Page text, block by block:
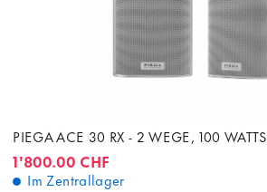
PIEGA ACE 30 RX - 2 WEGE, 100 WATTS
1'800.00 CHF
Im Zentrallager